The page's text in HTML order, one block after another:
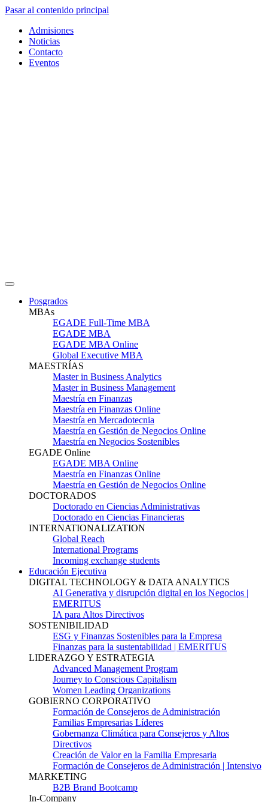
Pasar al contenido principal
Admisiones
Noticias
Contacto
Eventos
Posgrados
MBAs
EGADE Full-Time MBA
EGADE MBA
EGADE MBA Online
Global Executive MBA
MAESTRÍAS
Master in Business Analytics
Master in Business Management
Maestría en Finanzas
Maestría en Finanzas Online
Maestría en Mercadotecnia
Maestría en Gestión de Negocios Online
Maestría en Negocios Sostenibles
EGADE Online
EGADE MBA Online
Maestría en Finanzas Online
Maestría en Gestión de Negocios Online
DOCTORADOS
Doctorado en Ciencias Administrativas
Doctorado en Ciencias Financieras
INTERNATIONALIZATION
Global Reach
International Programs
Incoming exchange students
Educación Ejecutiva
DIGITAL TECHNOLOGY & DATA ANALYTICS
AI Generativa y disrupción digital en los Negocios |
EMERITUS
IA para Altos Directivos
SOSTENIBILIDAD
ESG y Finanzas Sostenibles para la Empresa
Finanzas para la sustentabilidad | EMERITUS
LIDERAZGO Y ESTRATEGIA
Advanced Management Program
Journey to Conscious Capitalism
Women Leading Organizations
GOBIERNO CORPORATIVO
Formación de Consejeros de Administración
Familias Empresarias Líderes
Gobernanza Climática para Consejeros y Altos
Directivos
Creación de Valor en la Familia Empresaria
Formación de Consejeros de Administración | Intensivo
MARKETING
B2B Brand Bootcamp
In-Company